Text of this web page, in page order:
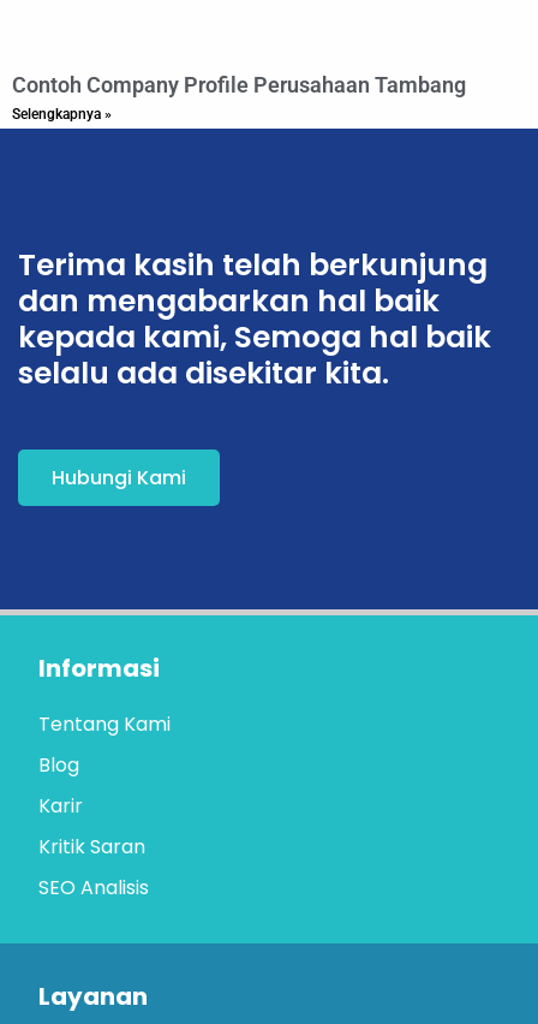
Contoh Company Profile Perusahaan Tambang
Selengkapnya »
Terima kasih telah berkunjung
dan mengabarkan hal baik
kepada kami, Semoga hal baik
selalu ada disekitar kita.
Hubungi Kami
Informasi
Tentang Kami
Blog
Karir
Kritik Saran
SEO Analisis
Layanan